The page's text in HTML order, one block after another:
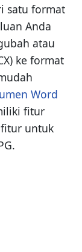
satu format
Anda
atau
ke format
Word
fitur
untuk